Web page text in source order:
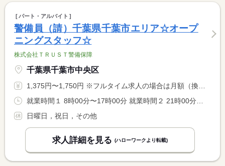
パート・アルバイト
警備員（請）千葉県千葉市エリア☆オープ
ニングスタッフ☆
株式会社ＴＲＵＳＴ警備保障
千葉県千葉市中央区
1,375円〜1,750円 ※フルタイム求人の場合は月額（換算額）、パート求人の場合は時間額を表示しています。
日曜日，祝日，その他
求人詳細を見る (ハローワークより転載)